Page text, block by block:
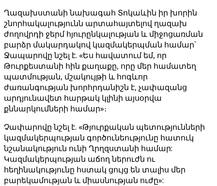
Ղազախստանի նախագահ Տոկաևին իր խորին
շնորհակալությունն արտահայտելով ղազախ
ժողովրդի ջերմ հյուրընկալության և միջոցառման
բարձր մակարդակով կազմակերպման համար՝
Ջապարովը նշել է. «Ես հավատում եմ, որ
Թուրքեստանի հին քաղաքը, որը մեր համատեղ
պատմության, մշակույթի և հոգևոր
ժառանգության խորհրդանիշն է, չափազանց
արդյունավետ հարթակ կլինի այսօրվա
քննարկումների համար»։
Չափարովը նշել է. «Թյուրքական պետությունների
կազմակերպության գործունեությունը հատուկ
նշանակություն ունի Ղրղզստանի համար:
Կազմակերպության աճող ներուժն ու
հեղինակությունը հստակ ցույց են տալիս մեր
բարեկամության և միասնության ուժը»: